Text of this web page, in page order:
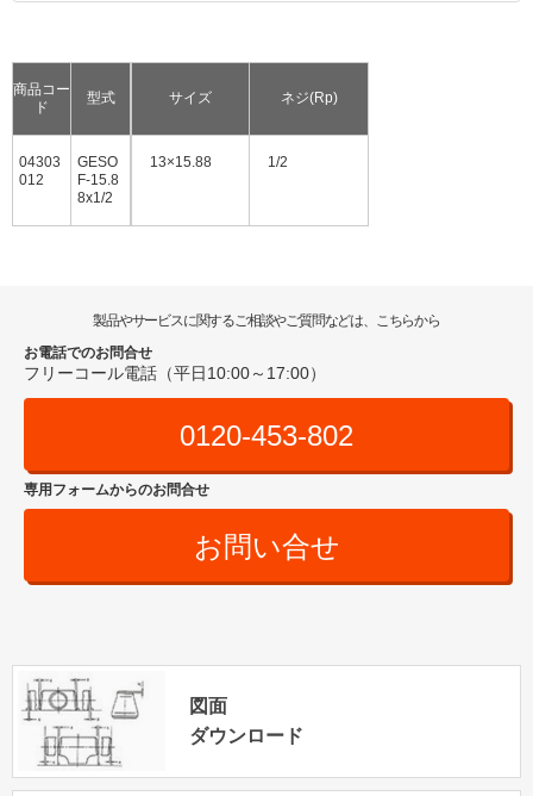
商品コー
ド
型式
04303
012
GESO
F-15.8
8x1/2
サイズ ネジ(Rp)
13×15.88 1/2
製品やサービスに関するご相談やご質問などは、こちらから
お電話でのお問合せ
フリーコール電話（平日10:00～17:00）
0120-453-802
専用フォームからのお問合せ
お問い合せ
図面
ダウンロード